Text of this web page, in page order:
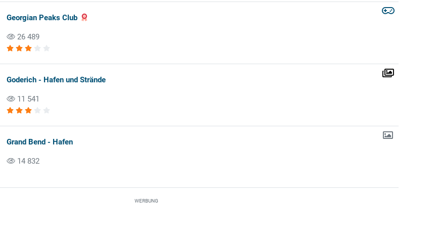
Georgian Peaks Club
26 489
Goderich - Hafen und Strände
11 541
Grand Bend - Hafen
14 832
WERBUNG